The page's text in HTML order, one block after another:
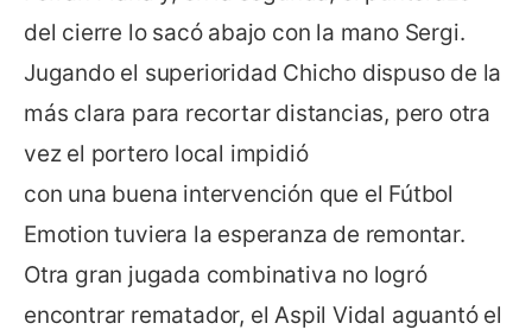
del cierre lo sacó abajo con la mano Sergi.
Jugando el superioridad Chicho dispuso de la
más clara para recortar distancias, pero otra
vez el portero local impidió
con una buena intervención que el Fútbol
Emotion tuviera la esperanza de remontar.
Otra gran jugada combinativa no logró
encontrar rematador, el Aspil Vidal aguantó el